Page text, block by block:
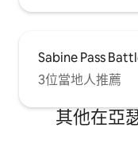
Sabine Pass
3位當地人推薦
其他在亞